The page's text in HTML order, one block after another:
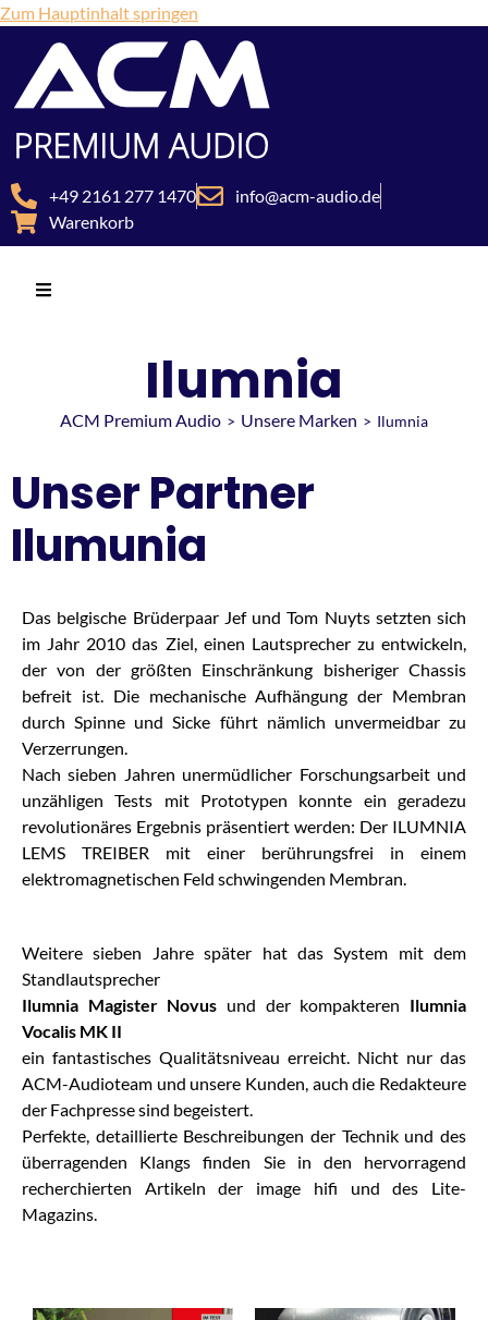
Zum Hauptinhalt springen
+49 2161 277 1470
info@acm-audio.de
Warenkorb
Ilumnia
ACM Premium Audio > Unsere Marken > Ilumnia
Unser Partner
Ilumunia
Das belgische Brüderpaar Jef und Tom Nuyts setzten sich
im Jahr 2010 das Ziel, einen Lautsprecher zu entwickeln,
der von der größten Einschränkung bisheriger Chassis
befreit ist. Die mechanische Aufhängung der Membran
durch Spinne und Sicke führt nämlich unvermeidbar zu
Verzerrungen.
Nach sieben Jahren unermüdlicher Forschungsarbeit und
unzähligen Tests mit Prototypen konnte ein geradezu
revolutionäres Ergebnis präsentiert werden: Der ILUMNIA
LEMS TREIBER mit einer berührungsfrei in einem
elektromagnetischen Feld schwingenden Membran.
Weitere sieben Jahre später hat das System mit dem
Standlautsprecher
Ilumnia Magister Novus und der kompakteren Ilumnia
Vocalis MK II
ein fantastisches Qualitätsniveau erreicht. Nicht nur das
ACM-Audioteam und unsere Kunden, auch die Redakteure
der Fachpresse sind begeistert.
Perfekte, detaillierte Beschreibungen der Technik und des
überragenden Klangs finden Sie in den hervorragend
recherchierten Artikeln der image hifi und des Lite-
Magazins.